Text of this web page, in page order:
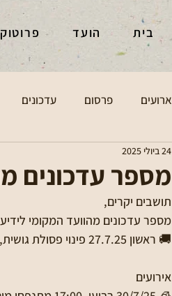
בית הועד
ארועים פרסום עדכונים
מספר עדכונים
24 ביולי 2025
תושבים יקרים,
מספר עדכונים מהוועד המקומי
🚚 ראשון 27.7.25 פינוי פסולת גושית, יש להוציא פסולת לרחוב, החל משעה 18.00 במוצ"ש
אירועים